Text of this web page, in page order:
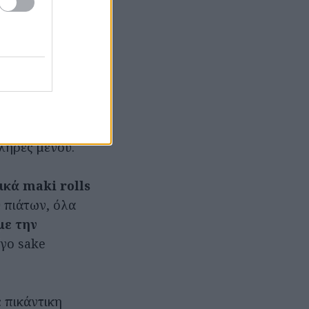
Για την
Οι
και…
(από
μενού.
maki rolls
πιάτων, όλα
την
sake